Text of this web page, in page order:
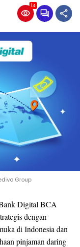
14
Group
Digital BCA
dengan
di Indonesia dan
pinjaman daring